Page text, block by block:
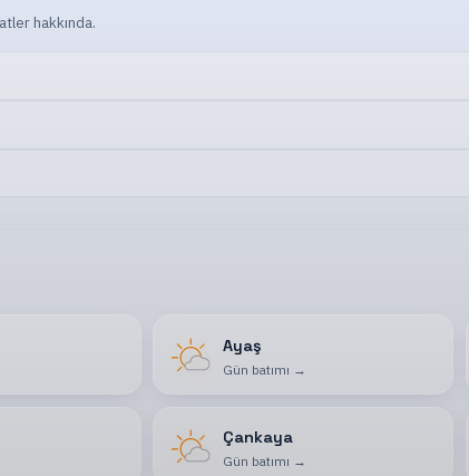
hakkında.
Ayaş
Gün batımı →
Çankaya
Gün batımı →